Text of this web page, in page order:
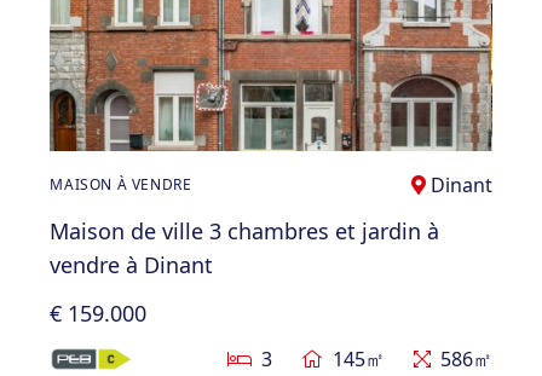
MAISON À VENDRE Dinant
Maison de ville 3 chambres et jardin à
vendre à Dinant
€ 159.000
3 145㎡ 586㎡